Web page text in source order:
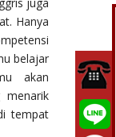
Hanya
belajar
akan
menarik
tempat